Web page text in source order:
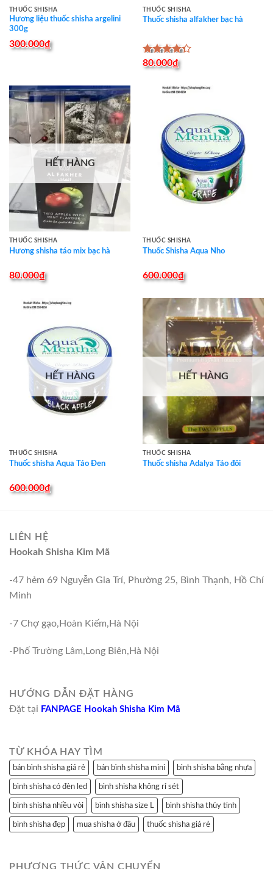
THUỐC SHISHA
Hương liệu thuốc shisha argelini
300g
300.000₫
THUỐC SHISHA
Thuốc shisha alfakher bạc hà
Được xếp
4.33
80.000₫
HẾT HÀNG
THUỐC SHISHA
Hương shisha táo mix bạc hà
80.000₫
THUỐC SHISHA
Thuốc Shisha Aqua Nho
600.000₫
HẾT HÀNG
THUỐC SHISHA
Thuốc shisha Aqua Táo Đen
600.000₫
HẾT HÀNG
THUỐC SHISHA
Thuốc shisha Adalya Táo đôi
LIÊN HỆ
Hookah Shisha Kim Mã
-47 hẻm 69 Nguyễn Gia Trí, Phường 25, Bình Thạnh, Hồ Chí
Minh
-7 Chợ gạo,Hoàn Kiếm,Hà Nội
-Phố Trường Lâm,Long Biên,Hà Nội
HƯỚNG DẪN ĐẶT HÀNG
Đặt tại FANPAGE Hookah Shisha Kim Mã
TỪ KHÓA HAY TÌM
bán bình shisha giá rẻ bán bình shisha mini bình shisha bằng nhựa
bình shisha có đèn led bình shisha không rỉ sét
bình shisha nhiều vòi bình shisha size L bình shisha thủy tinh
bình shisha đẹp mua shisha ở đâu thuốc shisha giá rẻ
PHƯƠNG THỨC VẬN CHUYỂN